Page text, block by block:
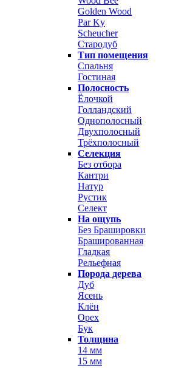
Golden Wood
Par Ky
Scheucher
Стародуб
Тип помещения
Спальня
Гостиная
Полосность
Ёлочкой
Голландский
Однополосный
Двухполосный
Трёхполосный
Селекция
Без отбора
Кантри
Натур
Рустик
Селект
На ощупь
Без Брашировки
Брашированная
Гладкая
Рельефная
Порода дерева
Дуб
Ясень
Клён
Орех
Бук
Толщина
14 мм
15 мм